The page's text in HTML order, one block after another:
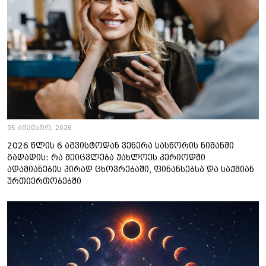
05 აგვისტო, 2026
2026 წლის 6 აგვისტოდან ვენერა სასწორის ნიშანში
გადადის: რა შეიცვლება უახლოეს პერიოდში
ადამიანების პირად ცხოვრებაში, ფინანსებსა და საქმიან
ურთიერთობებში